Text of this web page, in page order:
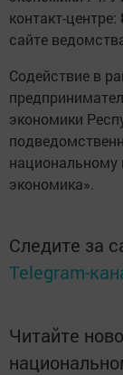
контакт-центре:
сайте
Содействие в
экономики
национальному
экономика».
Следите за
Telegram-
Читайте